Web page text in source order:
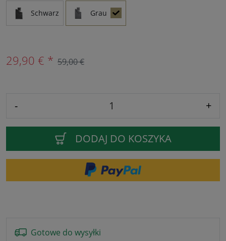
Schwarz Grau
29,90 € * 59,00 €
- +
DODAJ DO KOSZYKA
Gotowe do wysyłki